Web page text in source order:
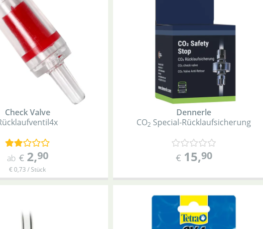
Check Valve
4x
ab € 2,90
€ 0,73 / Stück
Dennerle
CO2 Special-Rücklaufsicherung
€ 15,90